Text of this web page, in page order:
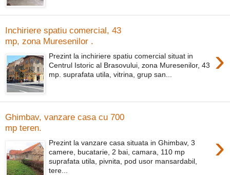
Inchiriere spatiu comercial, 43
mp, zona Muresenilor .
›
Prezint la inchiriere spatiu comercial situat in
Centrul Istoric al Brasovului, zona Muresenilor, 43
mp. suprafata utila, vitrina, grup san...
Ghimbav, vanzare casa cu 700
mp teren.
›
Prezint la vanzare casa situata in Ghimbav, 3
camere, bucatarie, 2 bai, camara, 110 mp
suprafata utila, pivnita, pod usor mansardabil,
tere...